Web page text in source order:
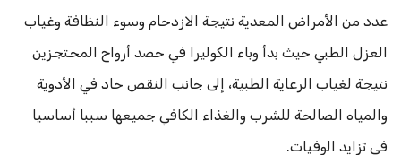
عدد من الأمراض المعدية نتيجة الازدحام وسوء النظافة وغياب
العزل الطبي حيث بدأ وباء الكوليرا في حصد أرواح المحتجزين
نتيجة لغياب الرعاية الطبية، إلى جانب النقص حاد في الأدوية
والمياه الصالحة للشرب والغذاء الكافي جميعها سببا أساسيا
في تزايد الوفيات.